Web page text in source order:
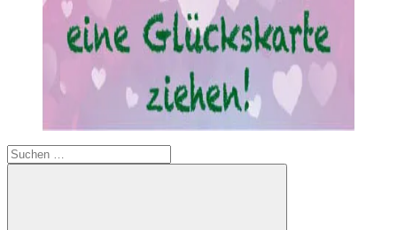
Suchen
nach: